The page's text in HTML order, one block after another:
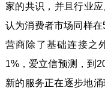
家的共识，并且行业
认为消费者市场同样
营商除了基础连接之
1%，爱立信预测，到
新的服务正在逐步地